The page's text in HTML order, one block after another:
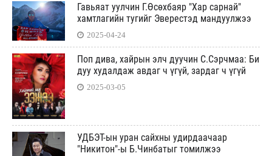
Гавьяат уулчин Г.Өсөхбаяр "Хар сарнай"
хамтлагийн тугийг Эверестэд мандуулжээ
2025-04-24
Поп дива, хайрын элч дуучин С.Сэрчмаа: Би
дуу худалдаж авдаг ч үгүй, зардаг ч үгүй
2025-03-05
УДБЭТ-ын уран сайхны удирдаачаар
"Никитон"-ы Б.Чинбатыг томилжээ